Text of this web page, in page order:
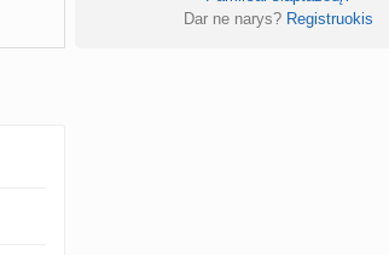
Dar ne narys? Registruokis